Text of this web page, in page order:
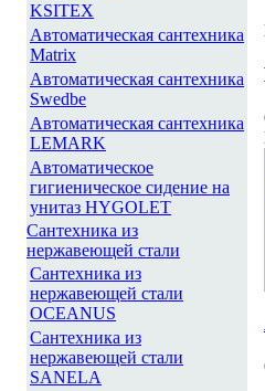
KSITEX
Автоматическая сантехника
Matrix
Автоматическая сантехника
Swedbe
Автоматическая сантехника
LEMARK
Автоматическое
гигиеническое сидение на
унитаз HYGOLET
Сантехника из
нержавеющей стали
Сантехника из
нержавеющей стали
OCEANUS
Сантехника из
нержавеющей стали
SANELA